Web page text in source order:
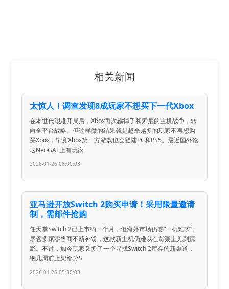
相关新闻
太惊人！调查发现8成玩家不想买下一代Xbox
在本世代艰难开局后，Xbox再次输掉了和索尼的主机战争，转
向全平台战略。但这样做的结果就是越来越多的玩家不再想购
买Xbox，毕竟Xbox第一方游戏也会登陆PC和PS5。最近国外论
坛NeoGAF上有玩家
2026-01-26 06:00:03
亚马逊开放Switch 2购买申请！采用限量邀请
制，需邮件抢购
任天堂Switch 2已上市约一个月，但海外市场仍然“一机难求”。
尽管多家零售商不断补货，这款新主机仍难以在货架上见到踪
影。不过，如今玩家又多了一个寻找Switch 2库存的新渠道：
继几周前上架部分S
2026-01-26 05:30:03